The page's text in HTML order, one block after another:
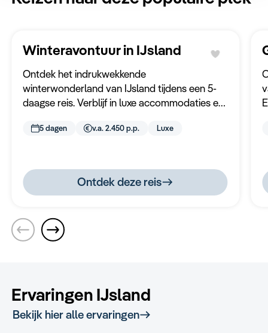
Winteravontuur in IJsland
Ontdek het indrukwekkende
winterwonderland van IJsland tijdens een 5-
daagse reis. Verblijf in luxe accommodaties en
natuurpracht en ontspanning.
5 dagen v.a. 2.450 p.p. Luxe
Ontdek deze reis
Ervaringen IJsland
Bekijk hier alle ervaringen